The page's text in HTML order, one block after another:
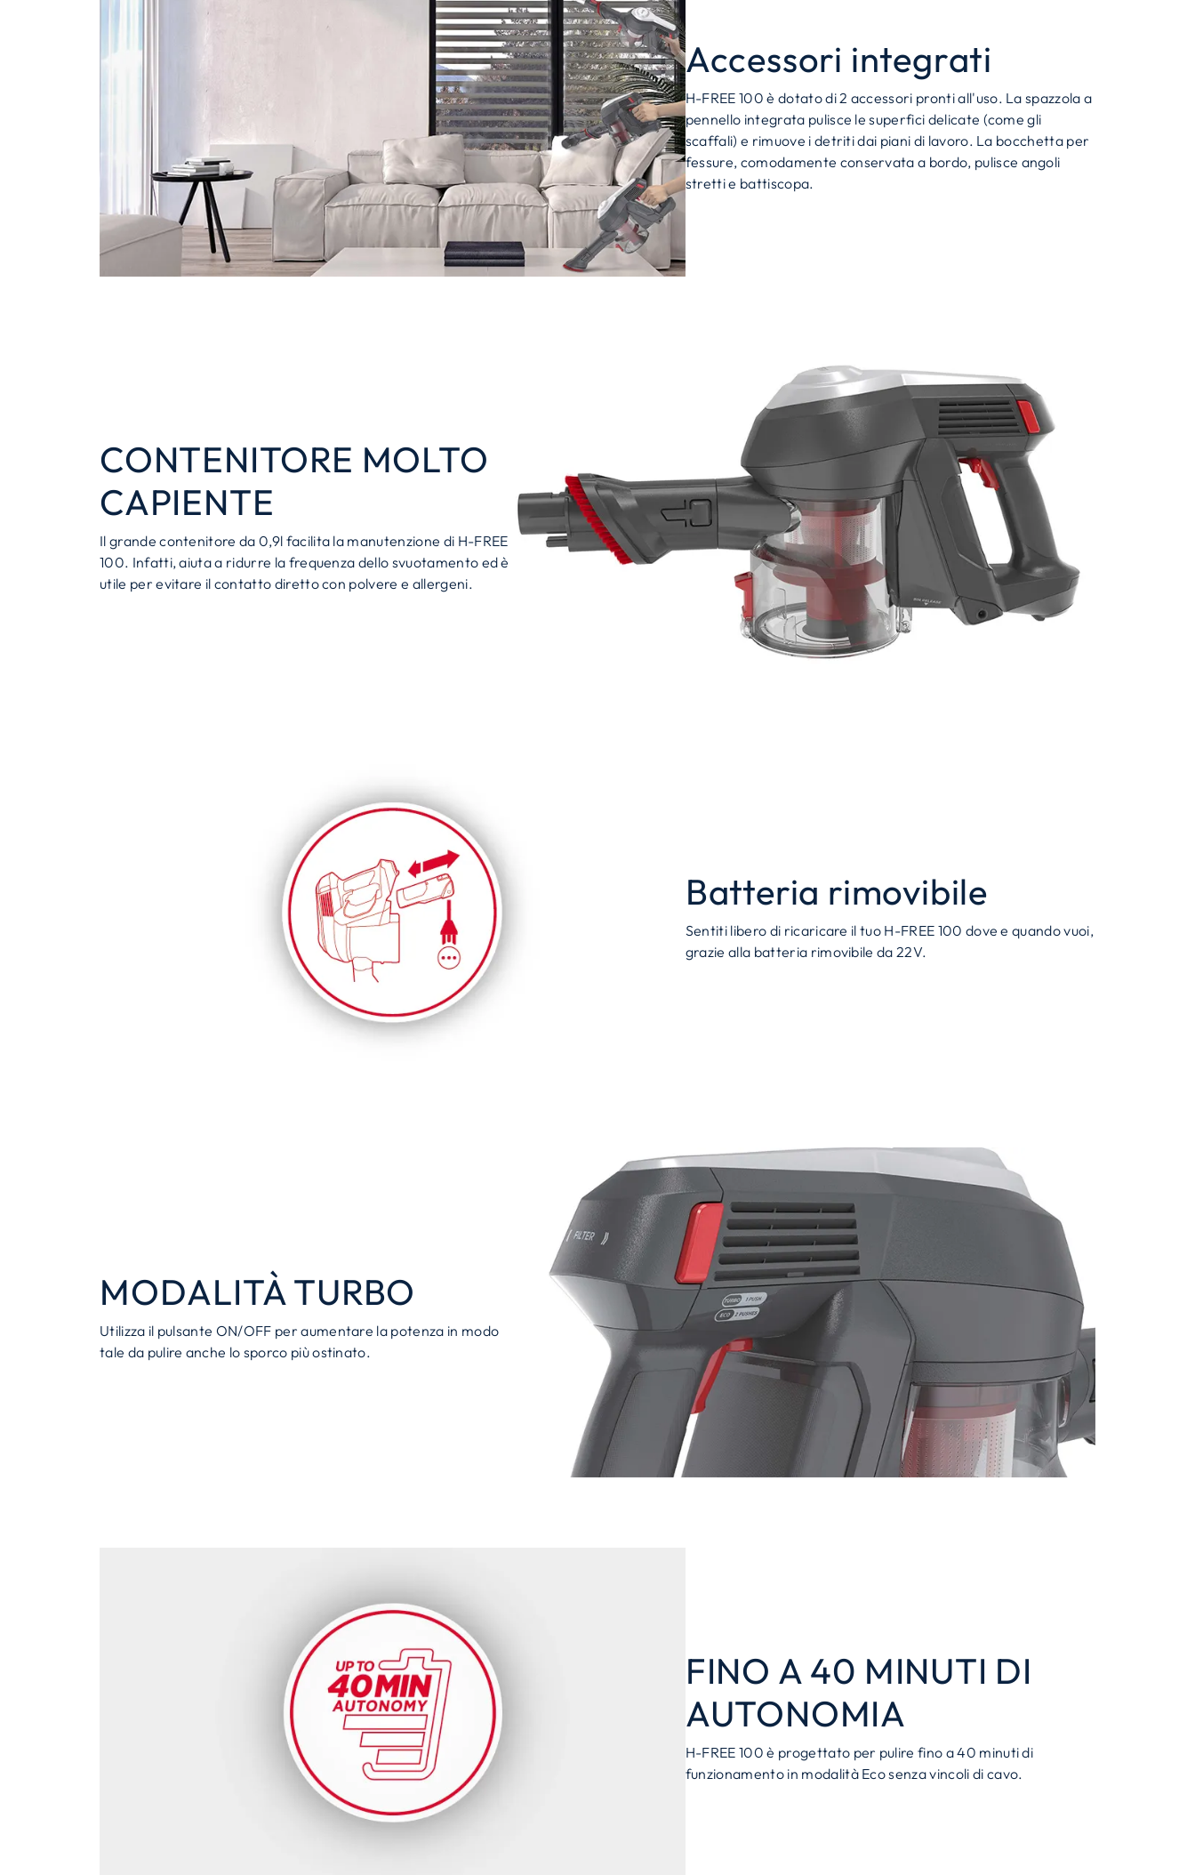
Accessori integrati
H-FREE 100 è dotato di 2 accessori pronti all'uso. La spazzola a
pennello integrata pulisce le superfici delicate (come gli
scaffali) e rimuove i detriti dai piani di lavoro. La bocchetta per
fessure, comodamente conservata a bordo, pulisce angoli
stretti e battiscopa.
CONTENITORE MOLTO
CAPIENTE
Il grande contenitore da 0,9l facilita la manutenzione di H-FREE
100. Infatti, aiuta a ridurre la frequenza dello svuotamento ed è
utile per evitare il contatto diretto con polvere e allergeni.
Batteria rimovibile
Sentiti libero di ricaricare il tuo H-FREE 100 dove e quando vuoi,
grazie alla batteria rimovibile da 22V.
MODALITÀ TURBO
Utilizza il pulsante ON/OFF per aumentare la potenza in modo
tale da pulire anche lo sporco più ostinato.
FINO A 40 MINUTI DI
AUTONOMIA
H-FREE 100 è progettato per pulire fino a 40 minuti di
funzionamento in modalità Eco senza vincoli di cavo.